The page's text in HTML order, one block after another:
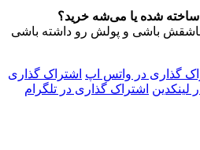
شده یا می‌شه خرید؟
عاشقش باشی و پولش رو داشته باشی
گذاری در واتس اپ اشتراک گذاری
لینکدین اشتراک گذاری در تلگرام